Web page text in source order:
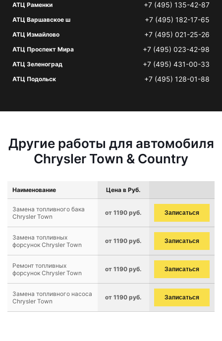
АТЦ Раменки +7 (495) 135-42-87
АТЦ Варшавское ш +7 (495) 182-17-65
АТЦ Измайлово +7 (495) 021-25-26
АТЦ Проспект Мира +7 (495) 023-42-98
АТЦ Зеленоград +7 (495) 431-00-33
АТЦ Подольск +7 (495) 128-01-88
Другие работы для автомобиля
Chrysler Town & Country
Наименование Цена в Руб.
Замена топливного бака
Chrysler Town
от 1190 руб. Записаться
Замена топливных
форсунок Chrysler Town
от 1190 руб. Записаться
Ремонт топливных
форсунок Chrysler Town
от 1190 руб. Записаться
Замена топливного насоса
Chrysler Town
от 1190 руб. Записаться